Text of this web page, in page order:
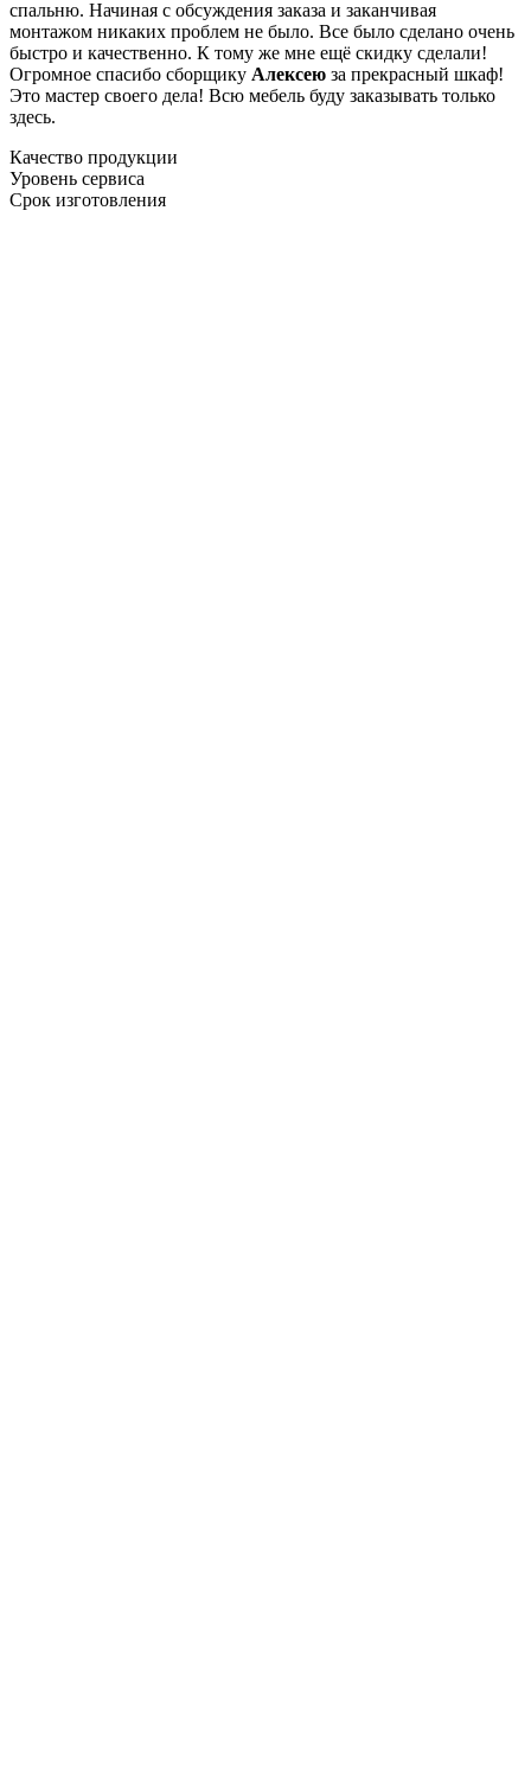
спальню. Начиная с обсуждения заказа и заканчивая
монтажом никаких проблем не было. Все было сделано очень
быстро и качественно. К тому же мне ещё скидку сделали!
Огромное спасибо сборщику Алексею за прекрасный шкаф!
Это мастер своего дела! Всю мебель буду заказывать только
здесь.
Качество продукции
Уровень сервиса
Срок изготовления